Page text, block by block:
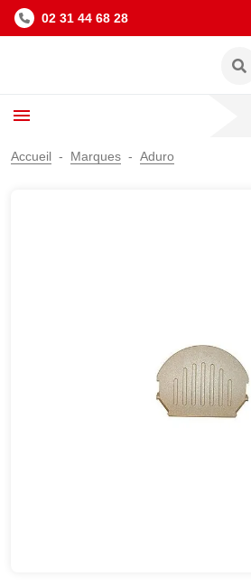
02 31 44 68 28
Accueil Marques Aduro